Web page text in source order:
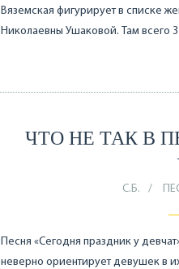
Вяземская фигурирует в списке
Николаевны Ушаковой. Там всего
ЧТО НЕ ТАК В
С.Б.
Песня «Сегодня праздник у
неверно ориентирует девушек в